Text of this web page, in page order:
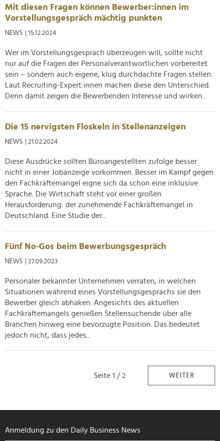
Verwendung unserer Website an unsere Partner für
soziale Medien, Werbung und Analysen weiter. Unsere
weiteren Daten zusammen, die Sie ihnen bereitgestellt
haben oder die sie im Rahmen Ihrer Nutzung der Dienste
gesammelt haben.
Mit diesen Fragen können Bewerber:innen im
Vorstellungsgespräch mächtig punkten
NEWS | 15.12.2024
Wer im Vorstellungsgespräch überzeugen will, sollte nicht
nur auf die Fragen der Personalverantwortlichen vorbereitet
sein – sondern auch eigene, klug durchdachte Fragen stellen.
Laut Recruiting-Expert:innen machen diese den Unterschied.
Denn damit zeigen die Bewerbenden Interesse und wirken...
Die 15 nervigsten Floskeln in Stellenanzeigen
NEWS | 21.02.2024
Diese Ausdrücke sollten Büroangestellten zufolge besser
nicht in einer Jobanzeige vorkommen. Besser im Kampf gegen
den Fachkräftemangel eigne sich da schon eine inklusive
Sprache. Die Wirtschaft steht vor einer großen
Herausforderung: der zunehmende Fachkräftemangel in
Deutschland. Eine Studie der...
Fünf No-Gos beim Bewerbungsgespräch
NEWS | 27.09.2023
Personaler bekannter Unternehmen verraten, in welchen
Situationen während eines Vorstellungsgesprächs sie den
Bewerber gleich abhaken. Angesichts des aktuellen
Fachkräftemangels genießen Stellensuchende über alle
Branchen hinweg eine bevorzugte Position. Das bedeutet
jedoch nicht, dass jedes...
Seite 1 / 2 WEITER
Anmeldung zu den Daily Business News